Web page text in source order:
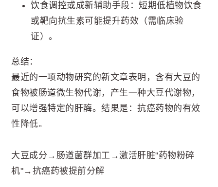
饮食调控或成新辅助手段：短期低植物饮食
或靶向抗生素可能提升药效（需临床验
证）。
总结：
最近的一项动物研究的新文章表明，含有大豆的
食物被肠道微生物代谢，产生一种大豆代谢物，
可以增强特定的肝酶。结果是：抗癌药物的有效
性降低。
大豆成分→肠道菌群加工→激活肝脏"药物粉碎
机"→抗癌药被提前分解